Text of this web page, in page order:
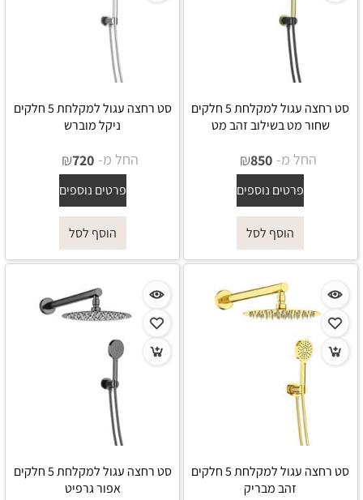
סט רחצה עגול למקלחת 5 חלקים
שחור מט בשילוב זהב מט
החל מ- ₪850
פרטים נוספים
הוסף לסל
סט רחצה עגול למקלחת 5 חלקים
ניקל מוברש
החל מ- ₪720
פרטים נוספים
הוסף לסל
סט רחצה עגול למקלחת 5 חלקים
זהב מבריק
סט רחצה עגול למקלחת 5 חלקים
אפור גרפיט